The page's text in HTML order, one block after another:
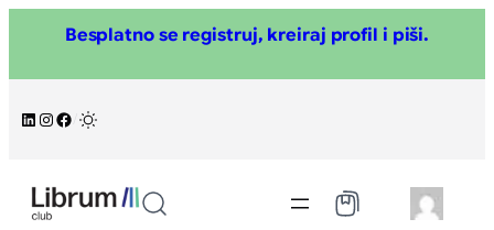
sadržaj
Besplatno se registruj, kreiraj profil i piši.
LinkedIn
Instagram
Facebook